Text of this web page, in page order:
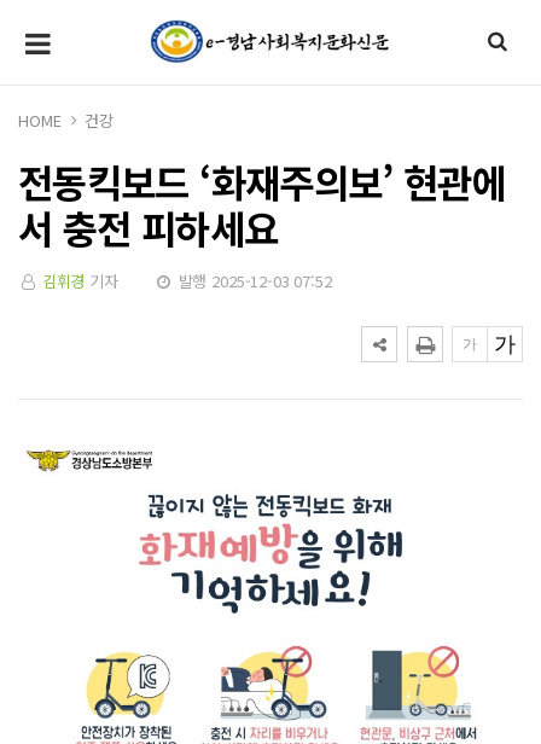
HOME 건강
전동킥보드 ‘화재주의보’ 현관에
서 충전 피하세요
김휘경 기자 발행 2025-12-03 07:52